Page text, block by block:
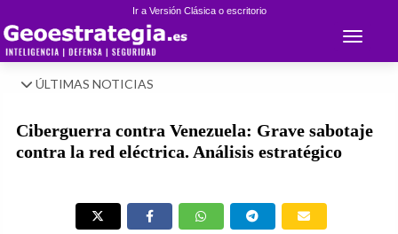
Ir a Versión Clásica o escritorio
Toggle
ÚLTIMAS NOTICIAS
Ciberguerra contra Venezuela: Grave sabotaje
contra la red eléctrica. Análisis estratégico